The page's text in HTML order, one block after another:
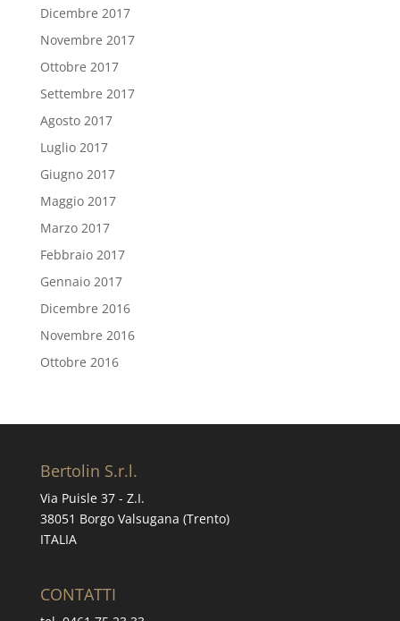
Dicembre 2017
Novembre 2017
Ottobre 2017
Settembre 2017
Agosto 2017
Luglio 2017
Giugno 2017
Maggio 2017
Marzo 2017
Febbraio 2017
Gennaio 2017
Dicembre 2016
Novembre 2016
Ottobre 2016
Bertolin S.r.l.
Via Puisle 37 - Z.I.
38051 Borgo Valsugana (Trento)
ITALIA
CONTATTI